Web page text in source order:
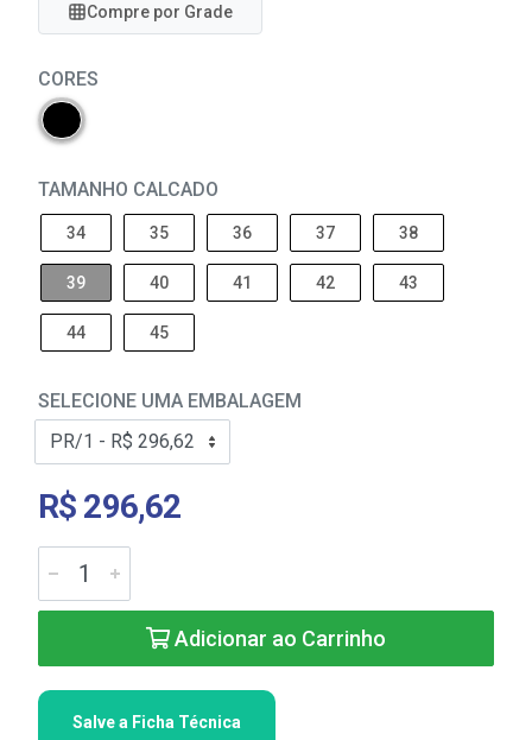
Compre por Grade
CORES
TAMANHO CALCADO
34 35 36 37 38
39 40 41 42 43
44 45
SELECIONE UMA EMBALAGEM
R$ 296,62
Adicionar ao Carrinho
Salve a Ficha Técnica